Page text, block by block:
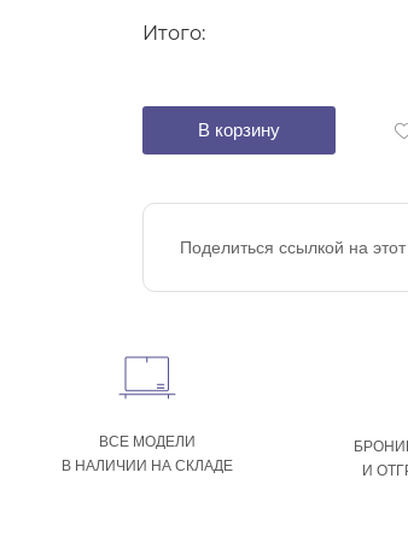
Итого:
В корзину
Поделиться ссылкой на
ВСЕ МОДЕЛИ
В НАЛИЧИИ НА СКЛАДЕ
И